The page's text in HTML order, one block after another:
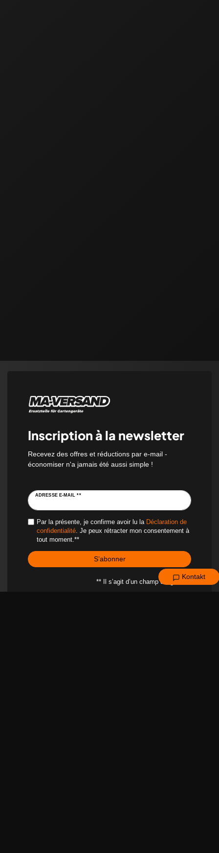
Kontakt
Inscription à la newsletter
Recevez des offres et réductions par e-mail -
économiser n'a jamais été aussi simple !
ADRESSE E-MAIL **
Par la présente, je confirme avoir lu la Déclaration de
confidentialité. Je peux rétracter mon consentement à
tout moment.**
S’abonner
** Il s’agit d’un champ obligatoire.